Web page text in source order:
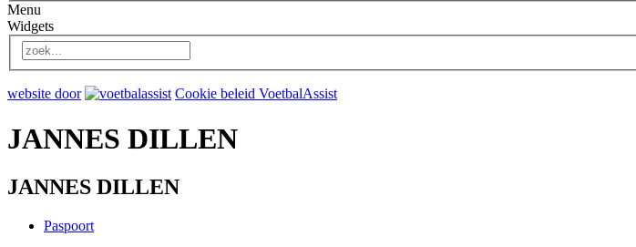
Menu
Widgets
website door Cookie beleid VoetbalAssist
JANNES DILLEN
JANNES DILLEN
Paspoort